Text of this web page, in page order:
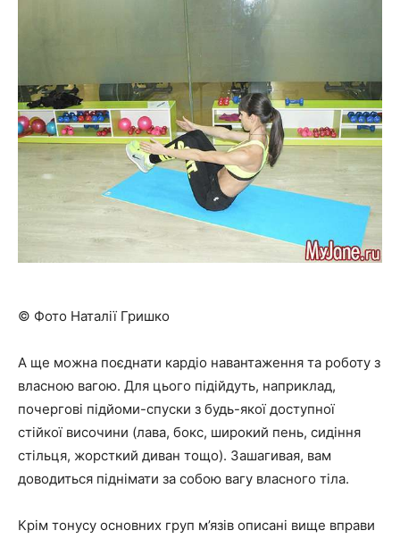
© Фото Наталії Гришко
А ще можна поєднати кардіо навантаження та роботу з
власною вагою. Для цього підійдуть, наприклад,
почергові підйоми-спуски з будь-якої доступної
стійкої височини (лава, бокс, широкий пень, сидіння
стільця, жорсткий диван тощо). Зашагивая, вам
доводиться піднімати за собою вагу власного тіла.
Крім тонусу основних груп м’язів описані вище вправи